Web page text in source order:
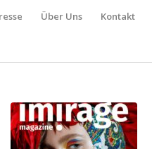
Über Uns Kontakt